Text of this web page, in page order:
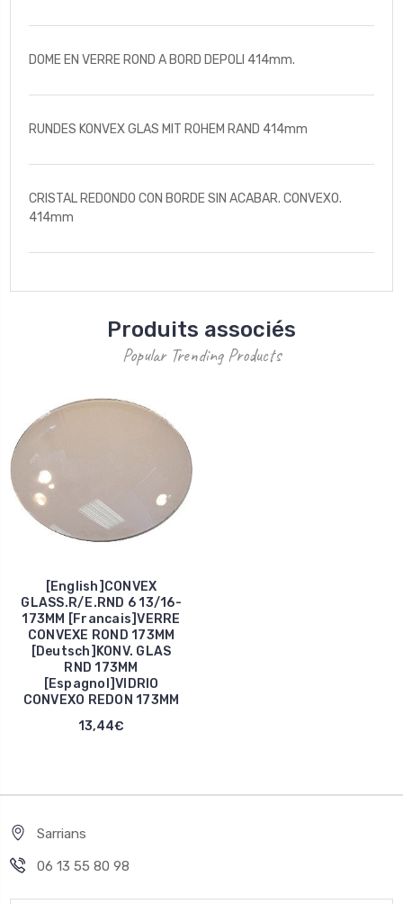
DOME EN VERRE ROND A BORD DEPOLI 414mm.
RUNDES KONVEX GLAS MIT ROHEM RAND 414mm
CRISTAL REDONDO CON BORDE SIN ACABAR. CONVEXO.
414mm
Produits associés
Popular Trending Products
[English]CONVEX
GLASS.R/E.RND 6 13/16-
173MM [Francais]VERRE
CONVEXE ROND 173MM
[Deutsch]KONV. GLAS
RND 173MM
[Espagnol]VIDRIO
CONVEXO REDON 173MM
13,44€
Sarrians
06 13 55 80 98